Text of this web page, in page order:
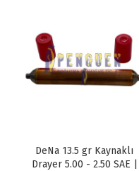
DeNa 20.0 gr Kaynaklı
Drayer 5.00 - 2.50 SAE |